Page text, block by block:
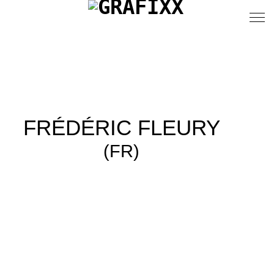
FRÉDÉRIC FLEURY
(FR)